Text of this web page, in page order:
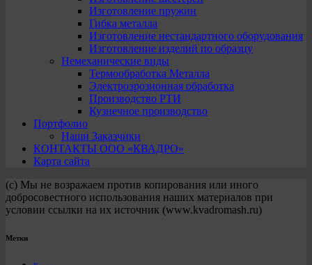
Изготовление пружин
Гибка металла
Изготовление нестандартного оборудования
Изготовление изделий по образцу
Немеханические виды
Термообработка Металла
Электроэрозионная обработка
Производство РТИ
Кузнечное производство
Портфолио
Наши Заказчики
КОНТАКТЫ ООО «КВАДРО»
Карта сайта
(с) Мы не возражаем против копирования или иного
добросовестного использования наших материалов при
условии ссылки на их источник (www.kvadromash.ru)
Метки